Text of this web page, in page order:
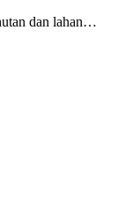
dan lahan…